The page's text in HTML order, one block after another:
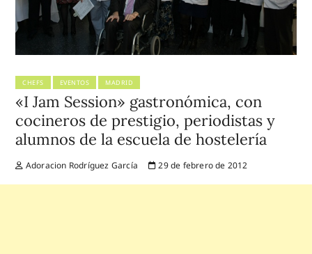
CHEFS EVENTOS MADRID
«I Jam Session» gastronómica, con
cocineros de prestigio, periodistas y
alumnos de la escuela de hostelería
Adoracion Rodríguez García 29 de febrero de 2012